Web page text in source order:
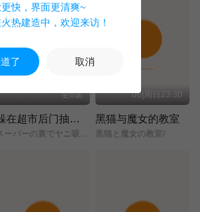
全6集
躲在超市后门抽烟的两人
スーパーの裏でヤニ吸うふたり/
08|周日23:30
黑猫与魔女的教室
黒猫と魔女の教室/
快，界面更清爽~
热建造中，欢迎来访！
了 取消